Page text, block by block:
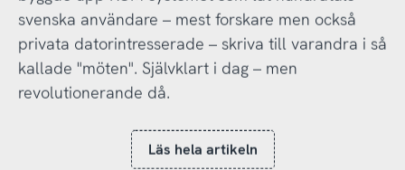
svenska användare – mest forskare men också
privata datorintresserade – skriva till varandra i så
kallade "möten". Självklart i dag – men
revolutionerande då.
Läs hela artikeln